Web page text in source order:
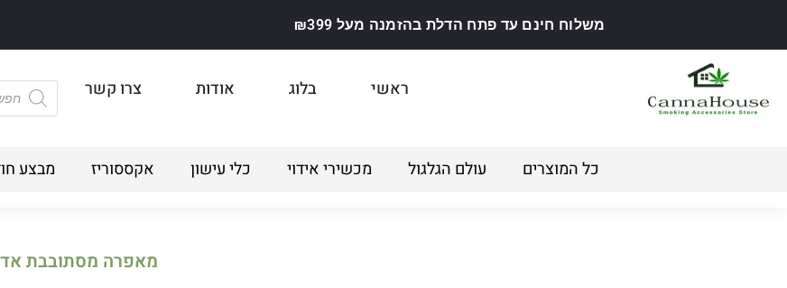
משלוח חינם עד פתח הדלת בהזמנה מעל ₪399
ראשי בלוג אודות צרו קשר
כל המוצרים עולם הגלגול מכשירי אידוי כלי עישון אקססוריז מבצע
מאפרה מסתובבת